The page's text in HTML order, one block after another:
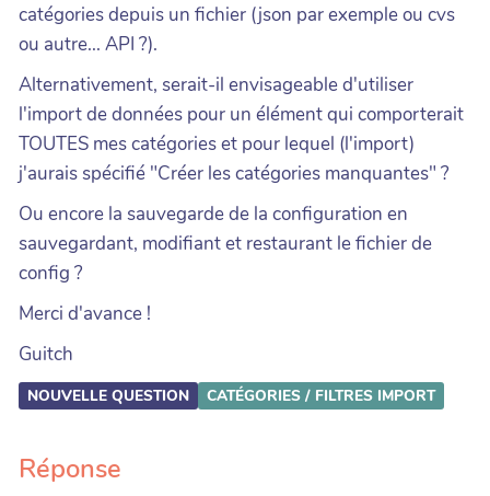
catégories depuis un fichier (json par exemple ou cvs
ou autre... API ?).
Alternativement, serait-il envisageable d'utiliser
l'import de données pour un élément qui comporterait
TOUTES mes catégories et pour lequel (l'import)
j'aurais spécifié "Créer les catégories manquantes" ?
Ou encore la sauvegarde de la configuration en
sauvegardant, modifiant et restaurant le fichier de
config ?
Merci d'avance !
Guitch
NOUVELLE QUESTION CATÉGORIES / FILTRES IMPORT
Réponse